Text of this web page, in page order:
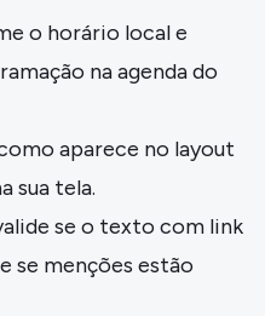
o horário local e
na agenda do
aparece no layout
sua tela.
se o texto com link
se menções estão